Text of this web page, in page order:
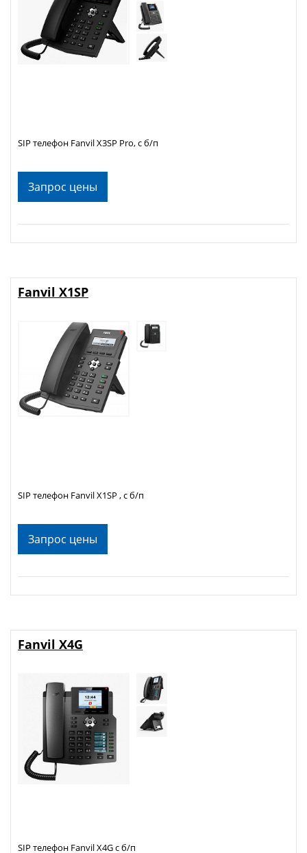
Запрос цены
SIP телефон Fanvil X3SP Pro, с б/п
Запрос цены
Fanvil X1SP
SIP телефон Fanvil X1SP , с б/п
Fanvil X4G
SIP телефон Fanvil X4G с б/п